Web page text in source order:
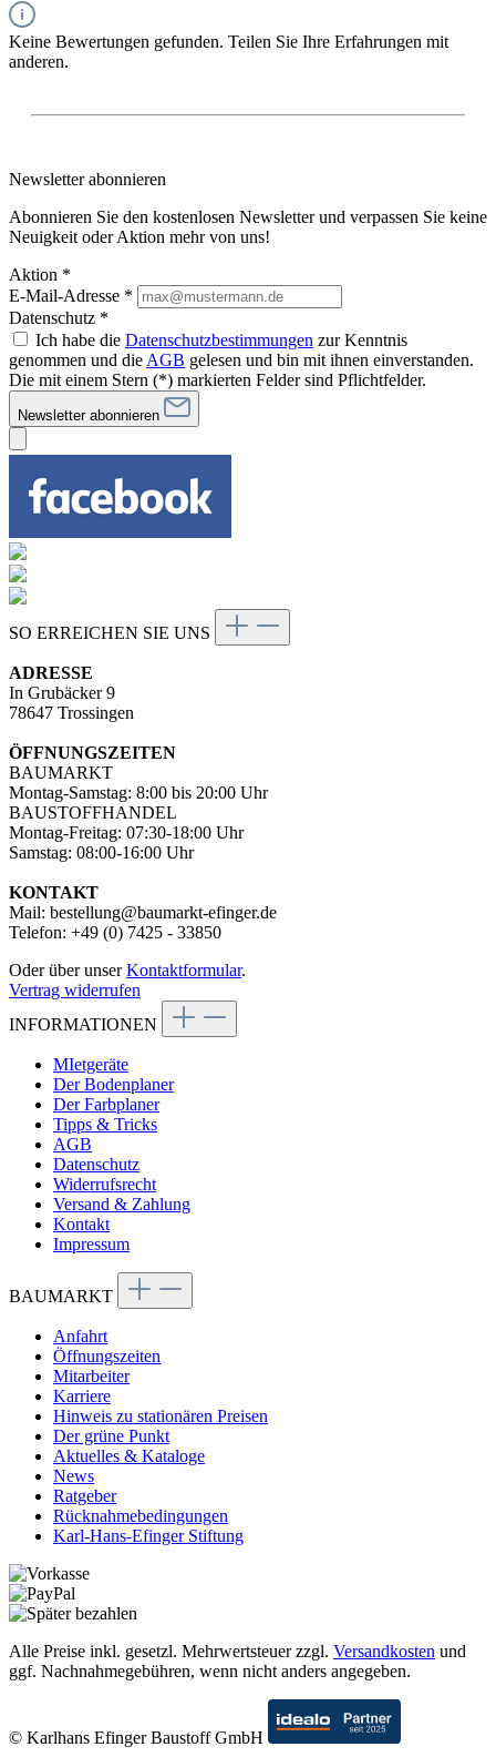
Keine Bewertungen gefunden. Teilen Sie Ihre Erfahrungen mit
anderen.
Newsletter abonnieren
Abonnieren Sie den kostenlosen Newsletter und verpassen Sie keine
Neuigkeit oder Aktion mehr von uns!
Aktion *
E-Mail-Adresse *
Datenschutz *
Ich habe die Datenschutzbestimmungen zur Kenntnis
genommen und die AGB gelesen und bin mit ihnen einverstanden.
Die mit einem Stern (*) markierten Felder sind Pflichtfelder.
Newsletter abonnieren
SO ERREICHEN SIE UNS
ADRESSE
In Grubäcker 9
78647 Trossingen
ÖFFNUNGSZEITEN
BAUMARKT
Montag-Samstag: 8:00 bis 20:00 Uhr
BAUSTOFFHANDEL
Montag-Freitag: 07:30-18:00 Uhr
Samstag: 08:00-16:00 Uhr
KONTAKT
Mail: bestellung@baumarkt-efinger.de
Telefon: +49 (0) 7425 - 33850
Oder über unserKontaktformular.
Vertrag widerrufen
INFORMATIONEN
MIetgeräte
Der Bodenplaner
Der Farbplaner
Tipps & Tricks
AGB
Datenschutz
Widerrufsrecht
Versand & Zahlung
Kontakt
Impressum
BAUMARKT
Anfahrt
Öffnungszeiten
Mitarbeiter
Karriere
Hinweis zu stationären Preisen
Der grüne Punkt
Aktuelles & Kataloge
News
Ratgeber
Rücknahmebedingungen
Karl-Hans-Efinger Stiftung
Alle Preise inkl. gesetzl. Mehrwertsteuer zzgl. Versandkosten und
ggf. Nachnahmegebühren, wenn nicht anders angegeben.
© Karlhans Efinger Baustoff GmbH